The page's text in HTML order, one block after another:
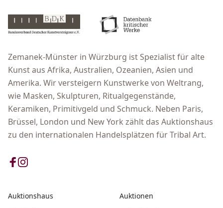
Zemanek-Münster in Würzburg ist Spezialist für alte
Kunst aus Afrika, Australien, Ozeanien, Asien und
Amerika. Wir versteigern Kunstwerke von Weltrang,
wie Masken, Skulpturen, Ritualgegenstände,
Keramiken, Primitivgeld und Schmuck. Neben Paris,
Brüssel, London und New York zählt das Auktionshaus
zu den internationalen Handelsplätzen für Tribal Art.
Auktionshaus
Auktionen